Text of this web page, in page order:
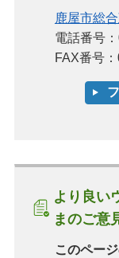
鹿屋市総
電話番号
FAX番号
より良い
まのご意
このペー